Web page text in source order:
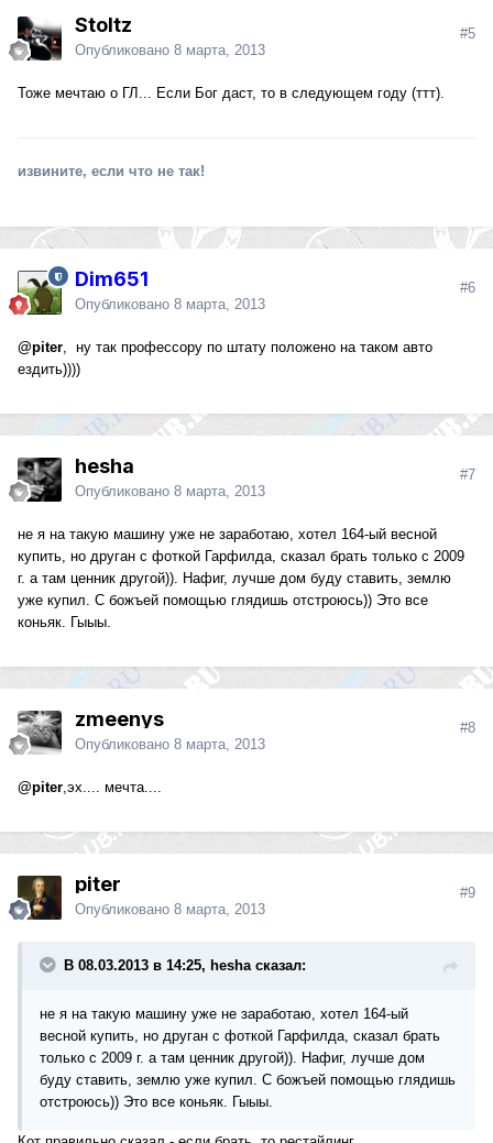
Stoltz
Опубликовано 8 марта, 2013
#5
Тоже мечтаю о ГЛ... Если Бог даст, то в следующем году (ттт).
извините, если что не так!
Dim651
Опубликовано 8 марта, 2013
#6
@piter, ну так профессору по штату положено на таком авто
ездить))))
hesha
Опубликовано 8 марта, 2013
#7
не я на такую машину уже не заработаю, хотел 164-ый весной
купить, но друган с фоткой Гарфилда, сказал брать только с 2009
г. а там ценник другой)). Нафиг, лучше дом буду ставить, землю
уже купил. С божъей помощью глядишь отстроюсь)) Это все
коньяк. Гыыы.
zmeenys
Опубликовано 8 марта, 2013
#8
@piter,эх.... мечта....
piter
Опубликовано 8 марта, 2013
#9
В 08.03.2013 в 14:25, hesha сказал:
не я на такую машину уже не заработаю, хотел 164-ый
весной купить, но друган с фоткой Гарфилда, сказал брать
только с 2009 г. а там ценник другой)). Нафиг, лучше дом
буду ставить, землю уже купил. С божъей помощью глядишь
отстроюсь)) Это все коньяк. Гыыы.